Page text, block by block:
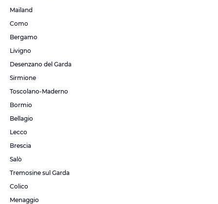
Mailand
Como
Bergamo
Livigno
Desenzano del Garda
Sirmione
Toscolano-Maderno
Bormio
Bellagio
Lecco
Brescia
Salò
Tremosine sul Garda
Colico
Menaggio